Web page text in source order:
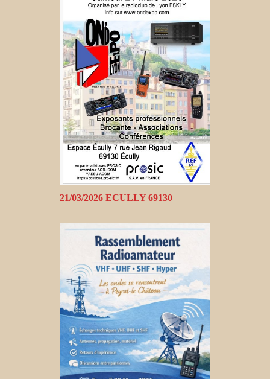
21/03/2026 ECULLY 69130